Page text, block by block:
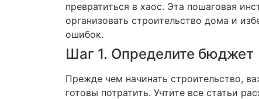
превратиться в хаос. Эта пошаговая
организовать строительство дома и
ошибок.
Шаг 1. Определите бюджет
Прежде чем начинать строительство,
готовы потратить. Учтите все статьи